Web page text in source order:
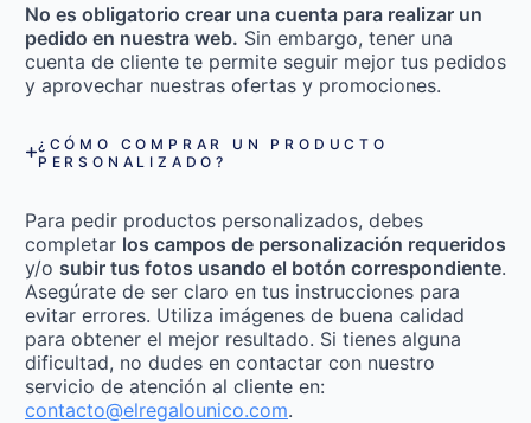
No es obligatorio crear una cuenta para realizar un
pedido en nuestra web. Sin embargo, tener una
cuenta de cliente te permite seguir mejor tus pedidos
y aprovechar nuestras ofertas y promociones.
¿CÓMO COMPRAR UN PRODUCTO
PERSONALIZADO?
Para pedir productos personalizados, debes
completar los campos de personalización requeridos
y/o subir tus fotos usando el botón correspondiente.
Asegúrate de ser claro en tus instrucciones para
evitar errores. Utiliza imágenes de buena calidad
para obtener el mejor resultado. Si tienes alguna
dificultad, no dudes en contactar con nuestro
servicio de atención al cliente en:
contacto@elregalounico.com.